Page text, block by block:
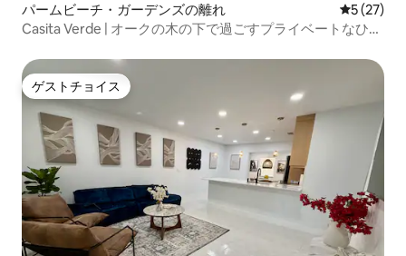
パームビーチ・ガーデンズの離れ レビュー
5 (27)
Casita Verde | オークの木の下で過ごすプライベートなひと
ゲストチョイス
ゲストチョイス